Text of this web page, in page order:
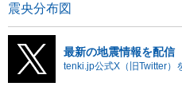
震央分布図
最新の地震情報を配信
tenki.jp公式X（旧Twitter）